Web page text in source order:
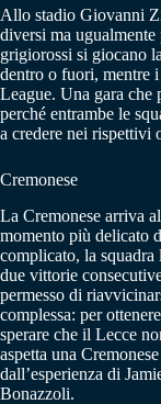
Allo stadio Giovanni
diversi ma
grigiorossi si giocano
dentro o fuori, mentre
League. Una gara che
perché entrambe le
a credere nei rispettivi
Cremonese
La Cremonese arriva
momento più delicato
complicato, la
due vittorie
permesso di
complessa: per
sperare che il Lecce
aspetta una
dall’esperienza di
Bonazzoli.